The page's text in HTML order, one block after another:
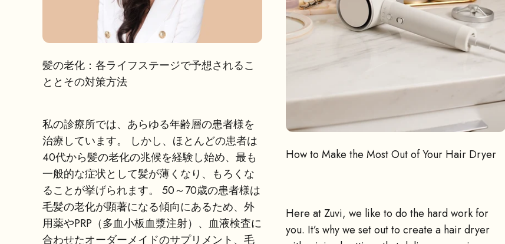
髪の老化：各ライフステージで予想されるこ
ととその対策方法
私の診療所では、あらゆる年齢層の患者様を
治療しています。 しかし、ほとんどの患者は
40代から髪の老化の兆候を経験し始め、最も
一般的な症状として髪が薄くなり、もろくな
ることが挙げられます。 50～70歳の患者様は
毛髪の老化が顕著になる傾向にあるため、外
用薬やPRP（多血小板血漿注射）、血液検査に
合わせたオーダーメイドのサプリメント、毛
How to Make the Most Out of Your Hair Dryer
Here at Zuvi, we like to do the hard work for
you. It’s why we set out to create a hair dryer